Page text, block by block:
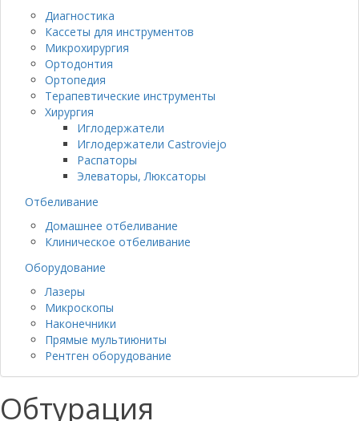
Диагностика
Кассеты для инструментов
Микрохирургия
Ортодонтия
Ортопедия
Терапевтические инструменты
Хирургия
Иглодержатели
Иглодержатели Castroviejo
Распаторы
Элеваторы, Люксаторы
Отбеливание
Домашнее отбеливание
Клиническое отбеливание
Оборудование
Лазеры
Микроскопы
Наконечники
Прямые мультиюниты
Рентген оборудование
Обтурация